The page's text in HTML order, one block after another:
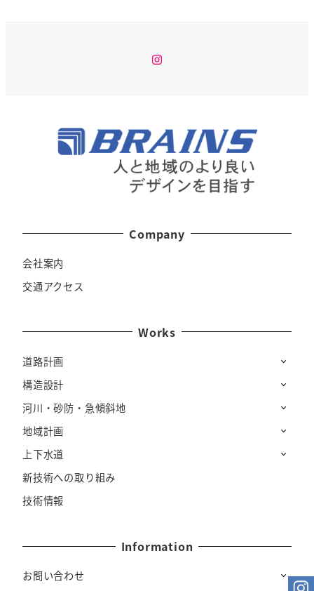
Instagram
Company
会社案内
交通アクセス
Works
道路計画
構造設計
河川・砂防・急傾斜地
地域計画
上下水道
新技術への取り組み
技術情報
Information
お問い合わせ